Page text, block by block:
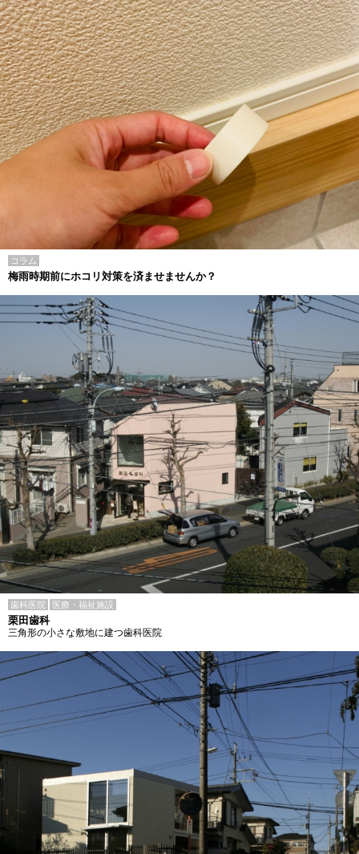
コラム
梅雨時期前にホコリ対策を済ませませんか？
歯科医院 医療・福祉施設
栗田歯科
三角形の小さな敷地に建つ歯科医院